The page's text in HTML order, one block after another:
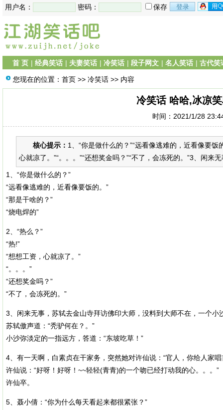
用户名： 密码： 保存
首 页 | 经典笑话 | 夫妻笑话 | 冷笑话 | 段子网文 | 名人笑话 | 古代笑
您现在的位置： 首页 >> 冷笑话 >> 内容
冷笑话 哈哈,冰凉
时间：2021/1/28
核心提示： 1、“你是做什么的？”“远看像逃难的，近看像要饭
心就凉了。”“。。。”“还想奖金吗？”“不了，会冻死的。”3、闲来
1、“你是做什么的？”
“远看像逃难的，近看像要饭的。”
“那是干啥的？”
“烧电焊的”
2、“热么？”
“热!”
“想想工资，心就凉了。”
“。。。”
“还想奖金吗？”
“不了，会冻死的。”
3、闲来无事，苏轼去金山寺拜访佛印大师，没料到大师不在，一个小
苏轼傲声道：“秃驴何在？。”
小沙弥淡定的一指远方，答道：“东坡吃草！”
4、有一天啊，白素贞在干家务，突然她对许仙说：“官人，你给人家唱
许仙说：“好呀！好呀！~~轻轻(青青)的一个吻已经打动我的心。。。”
许仙卒。
5、聂小倩：“你为什么每天看起来都很紧张？”